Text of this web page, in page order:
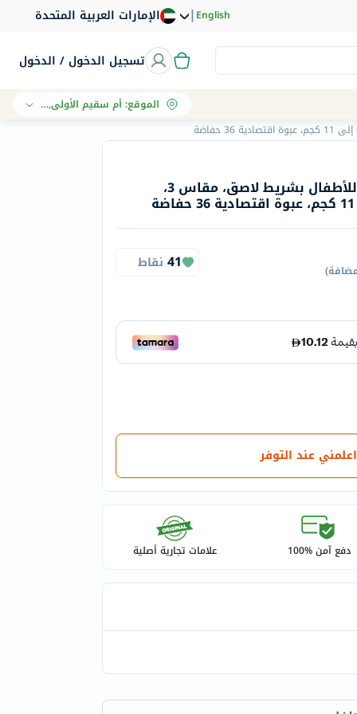
الإمارات العربية المتحدة |English
تسجيل الدخول / الدخول
الموقع:أم سقيم الأولى, دبي
حفاضات ماكوكو ديلي كير للأطفال بشريط لاصق، مقاس 3،
)
41 نقاط
اعلمني عند التوفر
دفع آمن %100 علامات تجارية أصلية